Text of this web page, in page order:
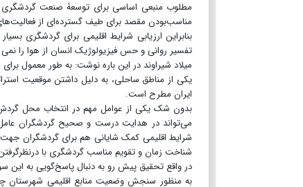
مطلوب منبعی اساسی برای توسعۀ صنعت گردشگری
مناسب‌بودن مقصد برای طیف گسترده‌ای از
بنابراین ارزیابی شرایط اقلیمی برای گردشگری
تفسیر روانی و حس فیزیولوژیک انسان از هوا را
میلاد شیراوند در اين باره نوشت: به طور معمول
یکی از مناطق ساحلی، به دلیل داشتن موقعیت
ایران مطرح است.
بدون شک یکی از عوامل مهم در انتخاب محل
می‌تواند در هدایت درست و صحیح گردشگران
شرایط اقلیمی کمک شایانی هم برای گردشگران
شناخت زمان و تقویم مناسب گردشگری با
در واقع تحقیق پیش رو به دنبال پاسخ‌گویی به این
به منظور سنجش وضعیت منابع اقلیمی شهرستان